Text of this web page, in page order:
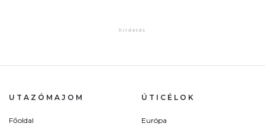
UTAZÓMAJOM
Főoldal
ÚTICÉLOK
Európa